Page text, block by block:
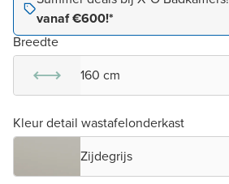
vanaf €600!*
Breedte
160 cm
Kleur detail wastafelonderkast
Zijdegrijs